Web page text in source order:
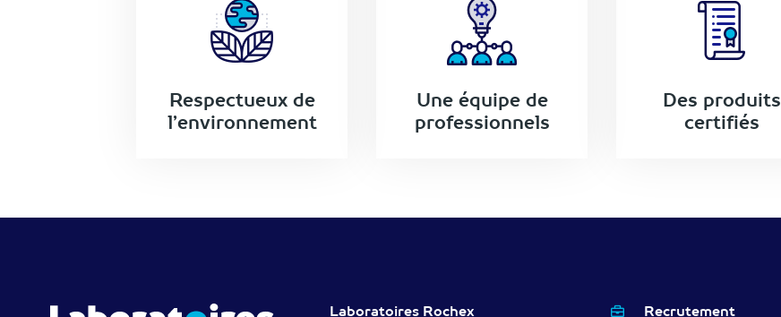
Respectueux de
l’environnement
Une équipe de
professionnels
Des produits
certifiés
Laboratoires Rochex Recrutement